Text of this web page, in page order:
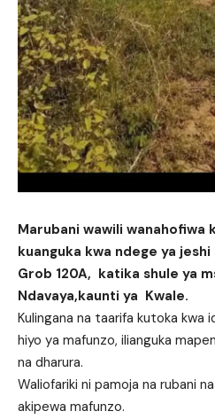
Marubani wawili wanahofiwa
kuanguka kwa ndege ya
Grob 120A, katika shule ya
Ndavaya,kaunti ya Kwale.
Kulingana na taarifa kutoka kwa
hiyo ya mafunzo, ilianguka
na dharura.
Waliofariki ni pamoja na rubani
akipewa mafunzo.